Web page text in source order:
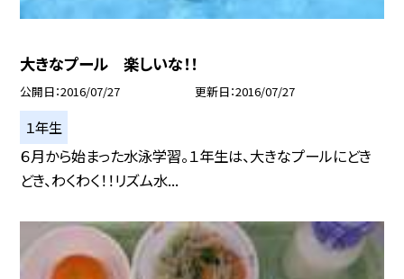
大きなプール 楽しいな！！
公開日 2016/07/27 更新日 2016/07/27
１年生
６月から始まった水泳学習。１年生は、大きなプールにどき
どき、わくわく！！リズム水...